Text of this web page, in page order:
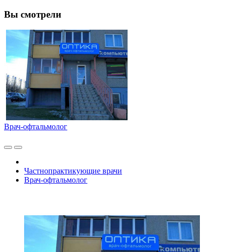
Вы смотрели
Врач-офтальмолог
Частнопрактикующие врачи
Врач-офтальмолог